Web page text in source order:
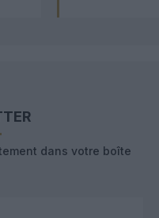
dans votre boîte